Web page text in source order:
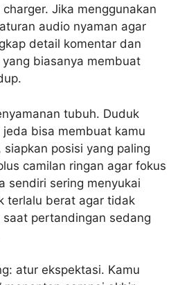
Jika menggunakan
audio nyaman agar
detail komentar dan
biasanya membuat
tubuh. Duduk
bisa membuat kamu
posisi yang paling
camilan ringan agar fokus
sendiri sering menyukai
terlalu berat agar tidak
saat pertandingan sedang
atur ekspektasi. Kamu